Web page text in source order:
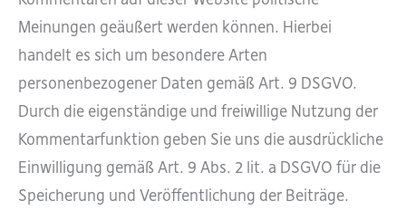
Meinungen geäußert werden können. Hierbei
handelt es sich um besondere Arten
personenbezogener Daten gemäß Art. 9 DSGVO.
Durch die eigenständige und freiwillige Nutzung der
Kommentarfunktion geben Sie uns die ausdrückliche
Einwilligung gemäß Art. 9 Abs. 2 lit. a DSGVO für die
Speicherung und Veröffentlichung der Beiträge.